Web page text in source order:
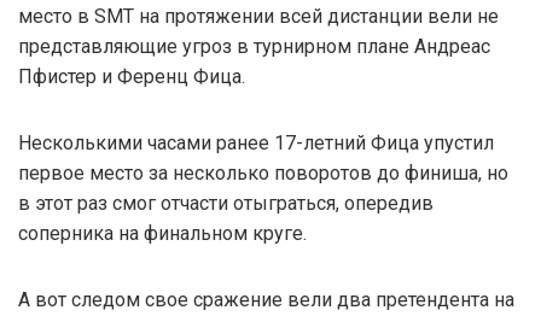
место в SMT на протяжении всей дистанции вели не
представляющие угроз в турнирном плане Андреас
Пфистер и Ференц Фица.
Несколькими часами ранее 17-летний Фица упустил
первое место за несколько поворотов до финиша, но
в этот раз смог отчасти отыграться, опередив
соперника на финальном круге.
А вот следом свое сражение вели два претендента на